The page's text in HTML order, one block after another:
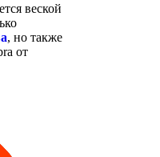
веской
, но также
от